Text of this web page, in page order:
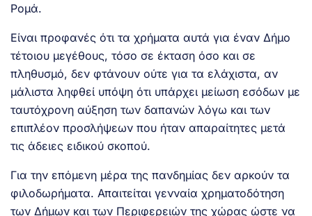
Ρομά.
Είναι προφανές ότι τα χρήματα αυτά για έναν Δήμο
τέτοιου μεγέθους, τόσο σε έκταση όσο και σε
πληθυσμό, δεν φτάνουν ούτε για τα ελάχιστα, αν
μάλιστα ληφθεί υπόψη ότι υπάρχει μείωση εσόδων με
ταυτόχρονη αύξηση των δαπανών λόγω και των
επιπλέον προσλήψεων που ήταν απαραίτητες μετά
τις άδειες ειδικού σκοπού.
Για την επόμενη μέρα της πανδημίας δεν αρκούν τα
φιλοδωρήματα. Απαιτείται γενναία χρηματοδότηση
των Δήμων και των Περιφερειών της χώρας ώστε να